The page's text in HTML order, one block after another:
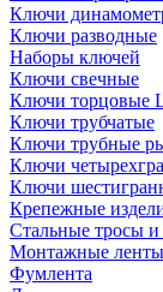
Ключи
Ключи разводные
Наборы ключей
Ключи свечные
Ключи торцовые
Ключи трубчатые
Ключи трубные
Ключи
Ключи
Крепежные
Стальные тросы и
Монтажные ленты
Фумлента